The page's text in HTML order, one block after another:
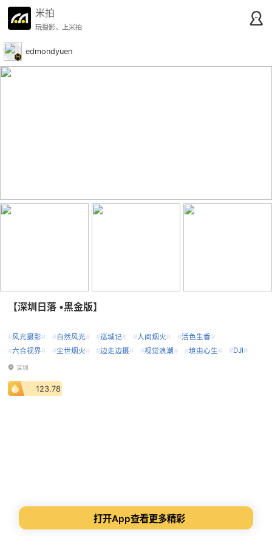
米拍
玩摄影，上米拍
edmondyuen
【深圳日落 •黑金版】
#风光摄影# #自然风光# #巡城记# #人间烟火# #活色生香#
#六合视界# #尘世烟火# #边走边摄# #视觉浪潮 # #境由心生# #DJI#
深圳
123.78
打开App查看更多精彩